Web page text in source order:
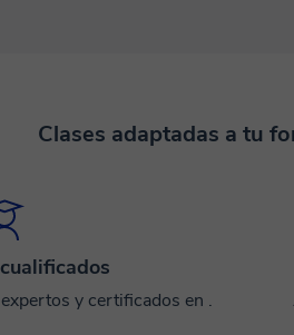
Clases adaptadas a tu
y certificados en .